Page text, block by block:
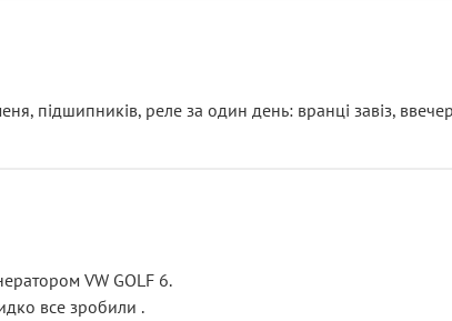
підшипників, реле за один день: вранці завіз,
VW GOLF 6.
все зробили .